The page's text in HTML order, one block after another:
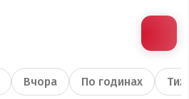
Вчора По годинах